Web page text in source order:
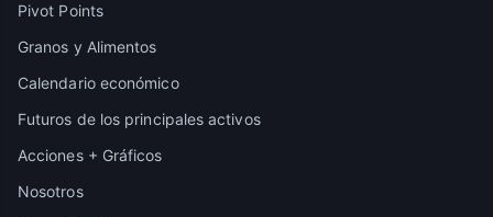
Pivot Points
Granos y Alimentos
Calendario económico
Futuros de los principales activos
Acciones + Gráficos
Nosotros